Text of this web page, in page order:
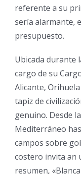
referente a su
serí­a alarmante,
presupuesto.
Ubicada durante
cargo de su
Alicante,
tapiz de
genuino. Desde
Mediterráneo
campos sobre
costero invita an
resumen,